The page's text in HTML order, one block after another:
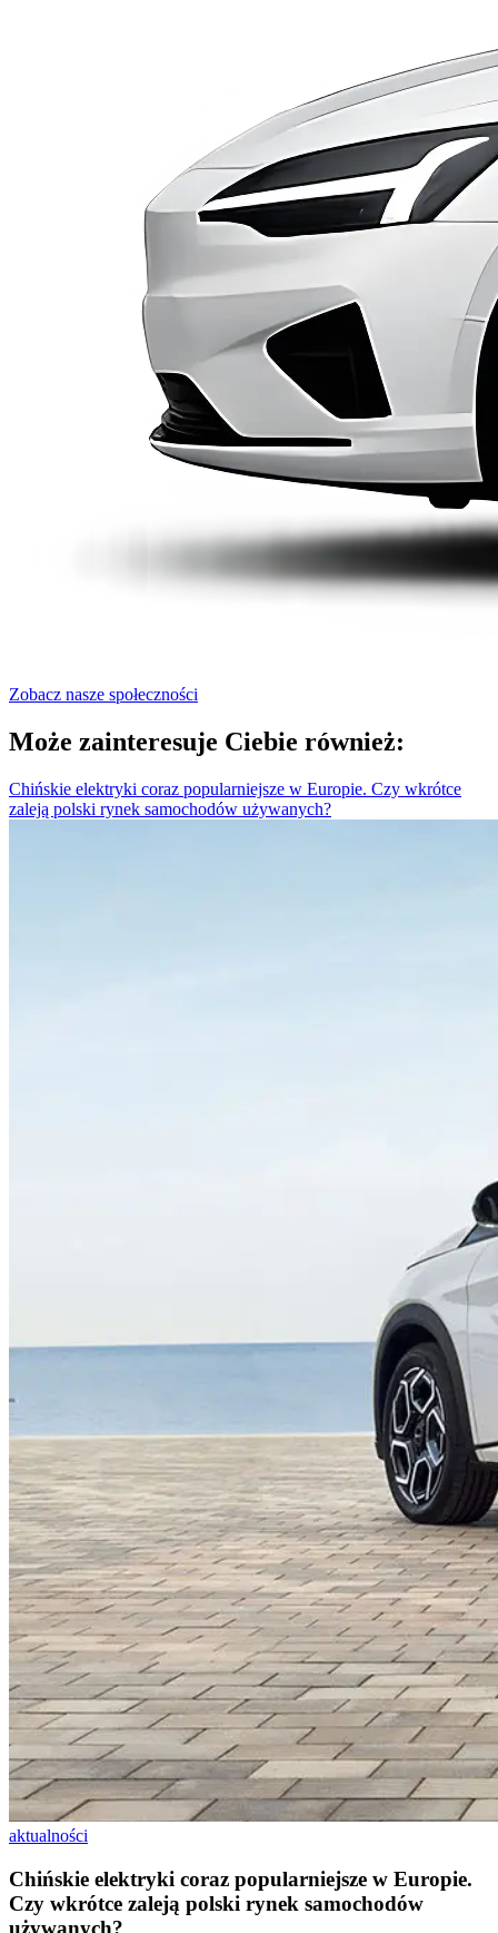
Zobacz nasze społeczności
Może zainteresuje Ciebie również:
Chińskie elektryki coraz popularniejsze w Europie. Czy wkrótce
zaleją polski rynek samochodów używanych?
aktualności
Chińskie elektryki coraz popularniejsze w Europie.
Czy wkrótce zaleją polski rynek samochodów
używanych?